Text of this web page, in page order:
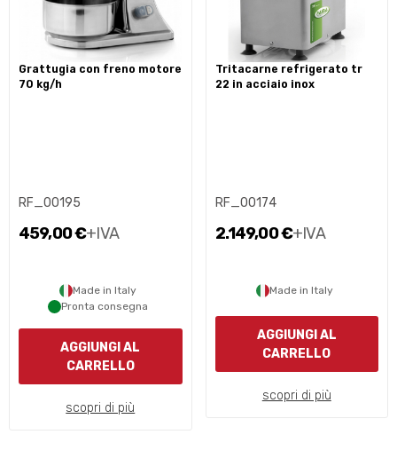
grattugia con freno motore
70 kg/h
RF_00195
459,00 €+IVA
Made in Italy
Pronta consegna
AGGIUNGI AL
CARRELLO
scopri di più
tritacarne refrigerato tr
22 in acciaio inox
RF_00174
2.149,00 €+IVA
Made in Italy
AGGIUNGI AL
CARRELLO
scopri di più